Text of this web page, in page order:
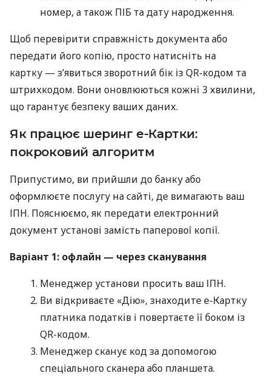
номер, а також ПІБ та дату народження.
Щоб перевірити справжність документа або
передати його копію, просто натисніть на
картку — з’явиться зворотний бік із QR-кодом та
штрихкодом. Вони оновлюються кожні 3 хвилини,
що гарантує безпеку ваших даних.
Як працює шеринг е-Картки:
покроковий алгоритм
Припустимо, ви прийшли до банку або
оформлюєте послугу на сайті, де вимагають ваш
ІПН. Пояснюємо, як передати електронний
документ установі замість паперової копії.
Варіант 1: офлайн — через сканування
Менеджер установи просить ваш ІПН.
Ви відкриваєте «Дію», знаходите е-Картку
платника податків і повертаєте її боком із
QR-кодом.
Менеджер сканує код за допомогою
спеціального сканера або планшета.